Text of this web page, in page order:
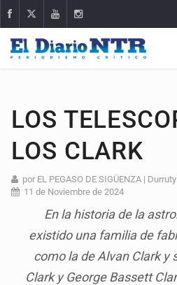
LOS
LOS CLARK
por EL PEGASO DE SIGÜENZA |
11 de Noviembre de 2024
En la historia de la
existido una familia de
como la de Alvan Clark y
Clark y George Bassett